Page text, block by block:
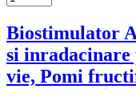
Biostimulator
si inradacinare
vie, Pomi